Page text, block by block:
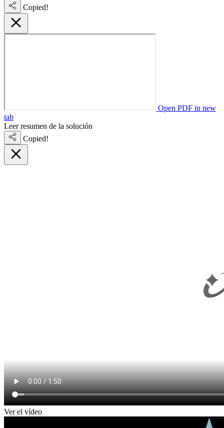
Copied!
Open PDF in new
tab
Leer resumen de la solución
Copied!
Ver el vídeo